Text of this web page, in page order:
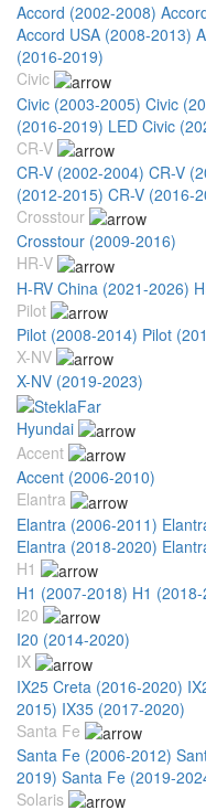
Accord (2002-2008)
Accord USA (2008-2013)
(2016-2019)
Civic
Civic (2003-2005) Civic
(2016-2019) LED Civic
CR-V
CR-V (2002-2004) CR-V
(2012-2015) CR-V (2016-
Crosstour
Crosstour (2009-2016)
HR-V
H-RV China (2021-2026)
Pilot
Pilot (2008-2014) Pilot
X-NV
X-NV (2019-2023)
Hyundai
Accent
Accent (2006-2010)
Elantra
Elantra (2006-2011)
Elantra (2018-2020)
H1
H1 (2007-2018) H1
I20
I20 (2014-2020)
IX
IX25 Creta (2016-2020)
2015) IX35 (2017-2020)
Santa Fe
Santa Fe (2006-2012)
2019) Santa Fe (2019-
Solaris